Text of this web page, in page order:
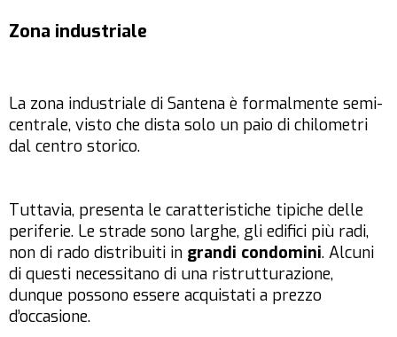
Zona industriale
La zona industriale di Santena è formalmente semi-
centrale, visto che dista solo un paio di chilometri
dal centro storico.
Tuttavia, presenta le caratteristiche tipiche delle
periferie. Le strade sono larghe, gli edifici più radi,
non di rado distribuiti in grandi condomini. Alcuni
di questi necessitano di una ristrutturazione,
dunque possono essere acquistati a prezzo
d’occasione.